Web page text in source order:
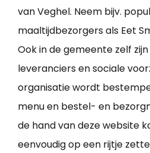
van Veghel. Neem bijv.
maaltijdbezorgers als Eet
Ook in de gemeente zelf
leveranciers en sociale
organisatie wordt
menu en bestel- en
de hand van deze website
eenvoudig op een rijtje